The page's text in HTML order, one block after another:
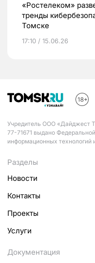
«Ростелеком»
тренды
Томске
17:10 / 15.06.26
Учредитель ООО «Дайджест
77-71671 выдано
информационных технологий
Разделы
Новости
Контакты
Проекты
Услуги
Документация